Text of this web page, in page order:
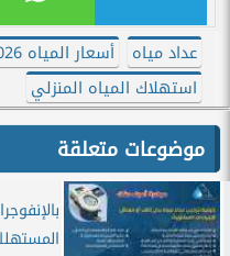
عداد مياه أسعار المياه 2026
استهلاك المياه المنزلي
موضوعات متعلقة